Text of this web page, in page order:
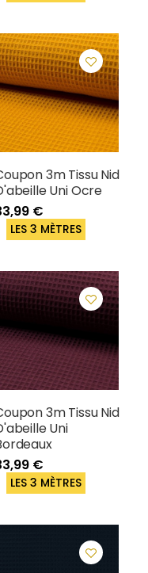
3m Tissu Nid
Uni Ocre
€
LES 3 MÈTRES
3m Tissu Nid
Uni
€
LES 3 MÈTRES